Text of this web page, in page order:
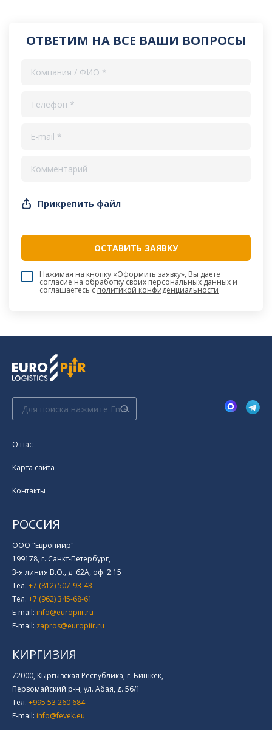
ОТВЕТИМ НА ВСЕ ВАШИ ВОПРОСЫ
Прикрепить файл
Нажимая на кнопку «Оформить заявку», Вы даете
согласие на обработку своих персональных данных и
соглашаетесь cполитикой конфиденциальности
Поиск:
РОССИЯ
ООО "Европиир"
199178, г. Санкт-Петербург,
3-я линия В.О., д. 62А, оф. 2.15
Тел. +7 (812) 507-93-43
Тел. +7 (962) 345-68-61
E-mail: info@europiir.ru
E-mail: zapros@europiir.ru
КИРГИЗИЯ
72000, Кыргызская Республика, г. Бишкек,
Первомайский р-н, ул. Абая, д. 56/1
Тел. +995 53 260 684
E-mail: info@fevek.eu
О нас
Карта сайта
Контакты